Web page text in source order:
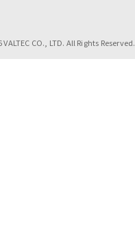
CO., LTD. All Rights Reserved.